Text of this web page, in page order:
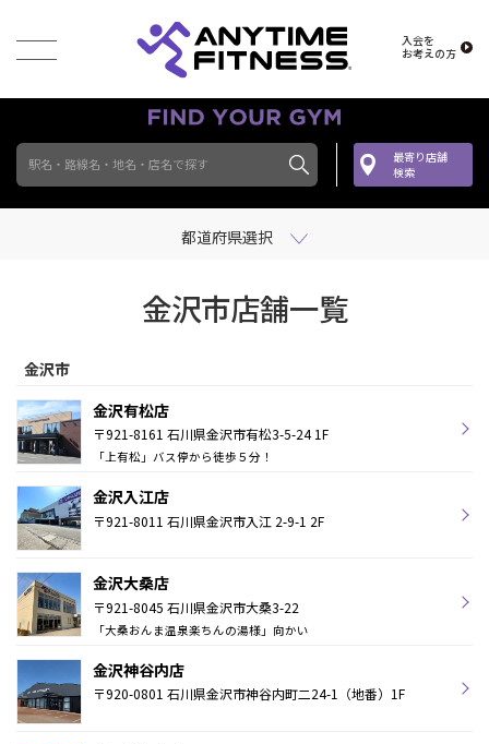
入会を
お考えの方
駅名・路線名・地名・店名で探す
最寄り店舗
検索
都道府県選択
金沢市店舗一覧
金沢市
金沢有松店
〒921-8161 石川県金沢市有松3-5-24 1F
「上有松」バス停から徒歩５分！
金沢入江店
〒921-8011 石川県金沢市入江 2-9-1 2F
金沢大桑店
〒921-8045 石川県金沢市大桑3-22
「大桑おんま温泉楽ちんの湯様」向かい
金沢神谷内店
〒920-0801 石川県金沢市神谷内町二24-1（地番）1F